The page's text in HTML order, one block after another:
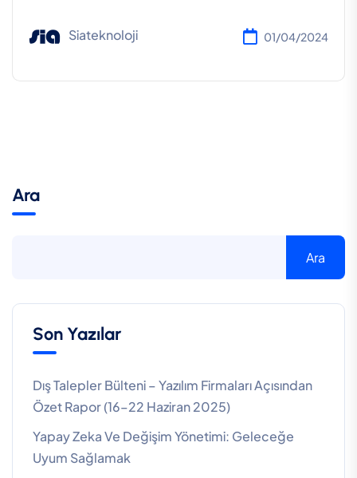
Siateknoloji 01/04/2024
Ara
Ara
Son Yazılar
Dış Talepler Bülteni – Yazılım Firmaları Açısından
Özet Rapor (16–22 Haziran 2025)
Yapay Zeka Ve Değişim Yönetimi: Geleceğe
Uyum Sağlamak